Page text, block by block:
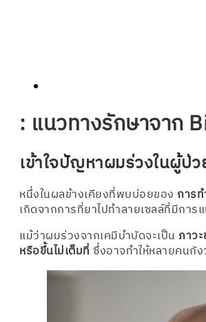
: แนวทางรักษาจาก
เข้าใจปัญหาผมร่วงในผู้ป่ว
หนึ่งในผลข้างเคียงที่พบบ่อยของ การ
เกิดจากการที่ยาไปทำลายเซลล์ที่มีกา
แม้ว่าผมร่วงจากเคมีบำบัดจะเป็น ภาว
หรือขึ้นไม่เต็มที่ ซึ่งอาจทำให้หลายคนกั